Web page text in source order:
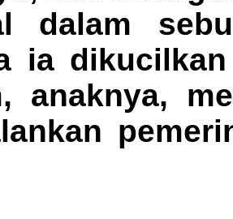
dalam
ia
anaknya,